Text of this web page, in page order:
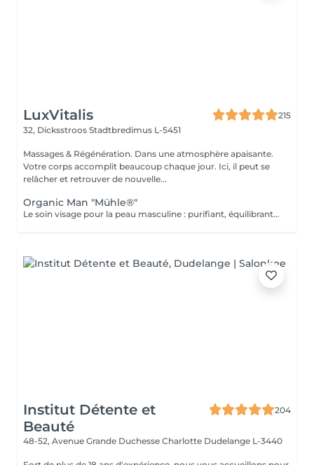
LuxVitalis
215
32, Dicksstroos Stadtbredimus L-5451
Massages & Régénération. Dans une atmosphère apaisante.
Votre corps accomplit beaucoup chaque jour. Ici, il peut se
relâcher et retrouver de nouvelle...
Organic Man "Mühle®"
Le soin visage pour la peau masculine : purifiant, équilibrant et apaisant. Idéal pour les imperfections ou les peaux stressées. Des arômes raffinés alliés au meilleur de la nature : dans sa gamme de cosmétiques naturels BIO, MÜHLE allie durabilité et luxe. Huile d'argan pure, beurre de karité nourrissant, aloe vera aux vertus réparatrices, calendula et camomille apaisants : chaque ingrédient est issu de l'agriculture biologique certifiée ou de la cueillette sauvage.
Institut Détente et
Beauté
204
48-52, Avenue Grande Duchesse Charlotte Dudelange L-3440